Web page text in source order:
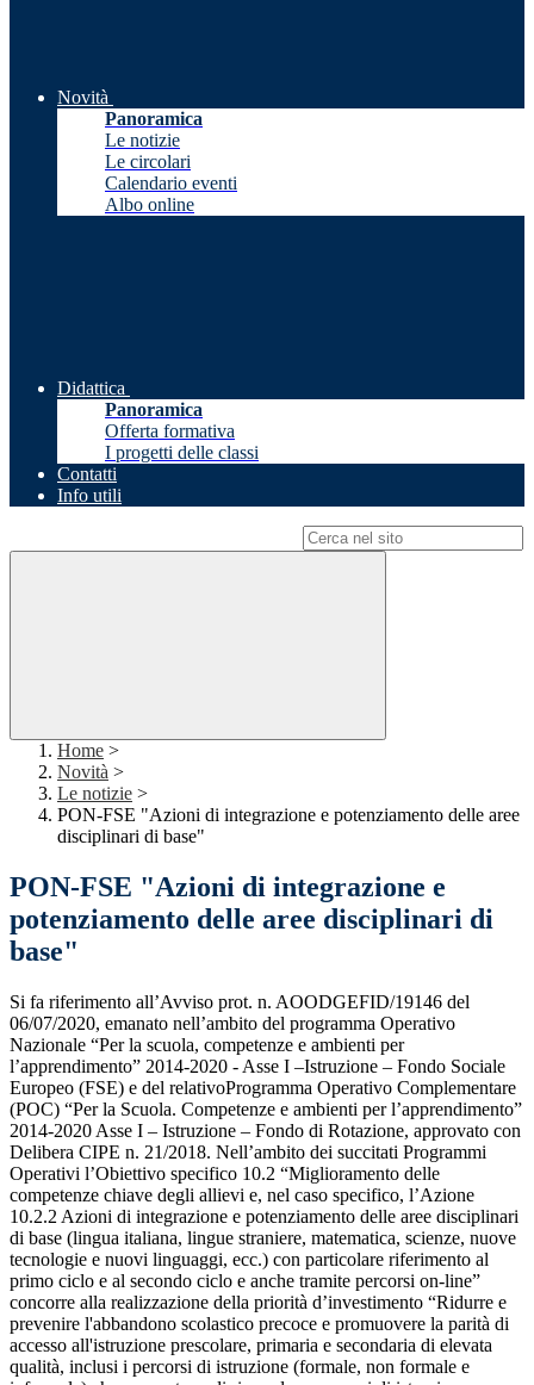
Novità
Panoramica
Le notizie
Le circolari
Calendario eventi
Albo online
Didattica
Panoramica
Offerta formativa
I progetti delle classi
Contatti
Info utili
Home >
Novità >
Le notizie >
PON-FSE "Azioni di integrazione e potenziamento delle aree
disciplinari di base"
PON-FSE "Azioni di integrazione e
potenziamento delle aree disciplinari di
base"
Si fa riferimento all’Avviso prot. n. AOODGEFID/19146 del
06/07/2020, emanato nell’ambito del programma Operativo
Nazionale “Per la scuola, competenze e ambienti per
l’apprendimento” 2014-2020 - Asse I –Istruzione – Fondo Sociale
Europeo (FSE) e del relativoProgramma Operativo Complementare
(POC) “Per la Scuola. Competenze e ambienti per l’apprendimento”
2014-2020 Asse I – Istruzione – Fondo di Rotazione, approvato con
Delibera CIPE n. 21/2018. Nell’ambito dei succitati Programmi
Operativi l’Obiettivo specifico 10.2 “Miglioramento delle
competenze chiave degli allievi e, nel caso specifico, l’Azione
10.2.2 Azioni di integrazione e potenziamento delle aree disciplinari
di base (lingua italiana, lingue straniere, matematica, scienze, nuove
tecnologie e nuovi linguaggi, ecc.) con particolare riferimento al
primo ciclo e al secondo ciclo e anche tramite percorsi on-line”
concorre alla realizzazione della priorità d’investimento “Ridurre e
prevenire l'abbandono scolastico precoce e promuovere la parità di
accesso all'istruzione prescolare, primaria e secondaria di elevata
qualità, inclusi i percorsi di istruzione (formale, non formale e